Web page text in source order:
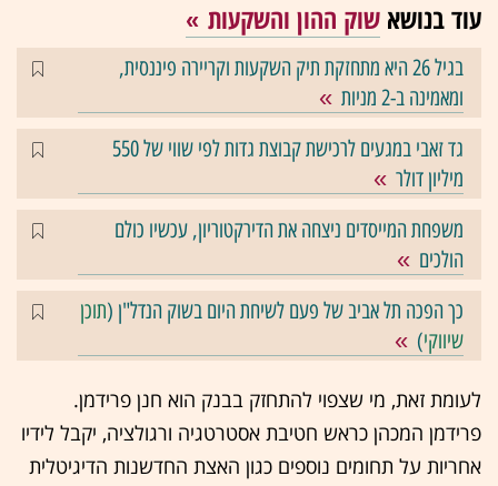
עוד בנושא שוק ההון והשקעות
בגיל 26 היא מתחזקת תיק השקעות וקריירה פיננסית,
ומאמינה ב-2 מניות
גד זאבי במגעים לרכישת קבוצת גדות לפי שווי של 550
מיליון דולר
משפחת המייסדים ניצחה את הדירקטוריון, עכשיו כולם
הולכים
כך הפכה תל אביב של פעם לשיחת היום בשוק הנדל"ן (תוכן
שיווקי)
לעומת זאת, מי שצפוי להתחזק בבנק הוא חנן פרידמן.
פרידמן המכהן כראש חטיבת אסטרטגיה ורגולציה, יקבל לידיו
אחריות על תחומים נוספים כגון האצת החדשנות הדיגיטלית